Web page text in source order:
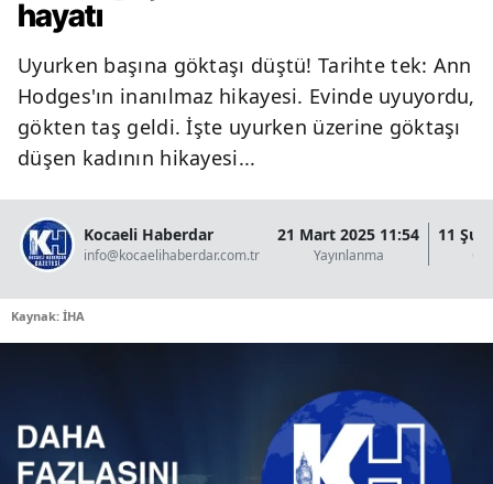
hayatı
Uyurken başına göktaşı düştü! Tarihte tek: Ann
Hodges'ın inanılmaz hikayesi. Evinde uyuyordu,
gökten taş geldi. İşte uyurken üzerine göktaşı
düşen kadının hikayesi...
Kocaeli Haberdar
info@kocaelihaberdar.com.tr
21 Mart 2025 11:54
Yayınlanma
11
Kaynak: İHA